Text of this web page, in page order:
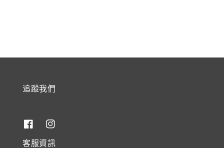
追蹤我們
客服資訊